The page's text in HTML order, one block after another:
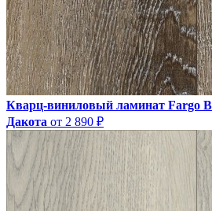
Кварц-виниловый ламинат Fargo
Дакота от 2 890 ₽